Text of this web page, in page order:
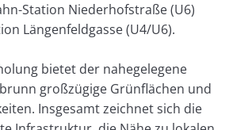
Station Niederhofstraße (U6)
Längenfeldgasse (U4/U6).
bietet der nahegelegene
großzügige Grünflächen und
Insgesamt zeichnet sich die